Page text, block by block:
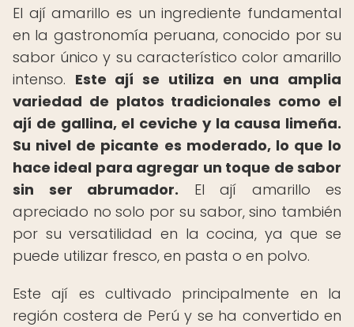
El ají amarillo es un ingrediente fundamental
en la gastronomía peruana, conocido por su
sabor único y su característico color amarillo
intenso. Este ají se utiliza en una amplia
variedad de platos tradicionales como el
ají de gallina, el ceviche y la causa limeña.
Su nivel de picante es moderado, lo que lo
hace ideal para agregar un toque de sabor
sin ser abrumador. El ají amarillo es
apreciado no solo por su sabor, sino también
por su versatilidad en la cocina, ya que se
puede utilizar fresco, en pasta o en polvo.
Este ají es cultivado principalmente en la
región costera de Perú y se ha convertido en